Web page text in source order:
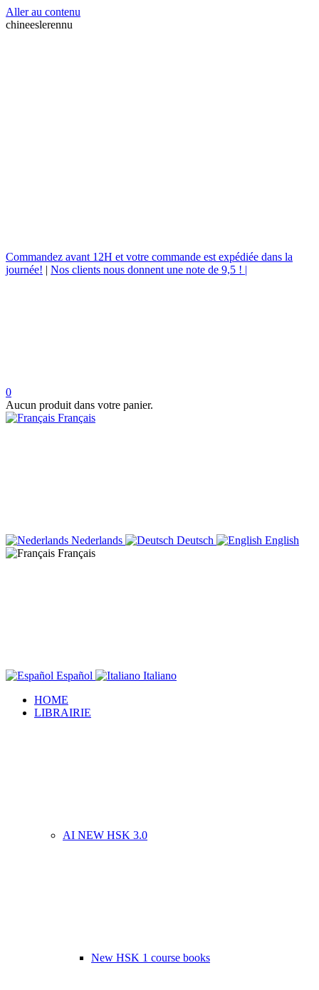
Aller au contenu
chineeslerennu
Commandez avant 12H et votre commande est expédiée dans la
journée! | Nos clients nous donnent une note de 9,5 ! |
0
Aucun produit dans votre panier.
Français
Nederlands Deutsch
English
Français
Español
Italiano
HOME
LIBRAIRIE
AI NEW HSK 3.0
New HSK 1 course books